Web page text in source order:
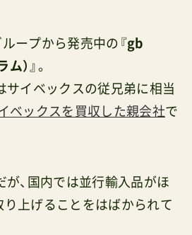
ープから発売中の『gb
ム） 』。
サイベックスの従兄弟に相当
ベックスを買収した親会社で
が、国内では並行輸入品がほ
り上げることをはばかられて